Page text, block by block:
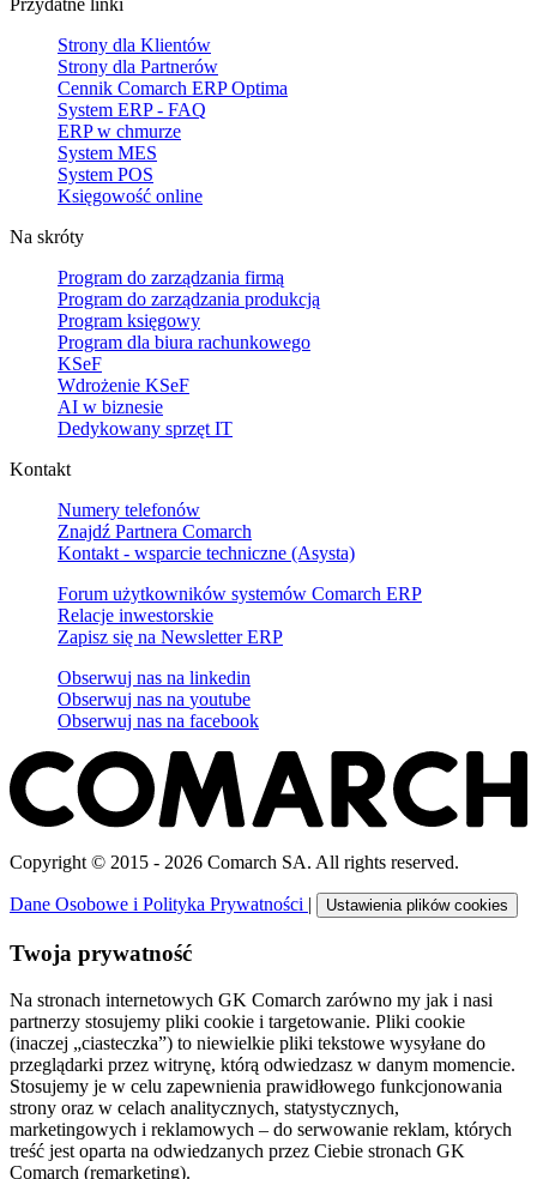
Strony dla Klientów
Strony dla Partnerów
Cennik Comarch ERP Optima
System ERP - FAQ
ERP w chmurze
System MES
System POS
Księgowość online
Na skróty
Program do zarządzania firmą
Program do zarządzania produkcją
Program księgowy
Program dla biura rachunkowego
KSeF
Wdrożenie KSeF
AI w biznesie
Dedykowany sprzęt IT
Kontakt
Numery telefonów
Znajdź Partnera Comarch
Kontakt - wsparcie techniczne (Asysta)
Forum użytkowników systemów Comarch ERP
Relacje inwestorskie
Zapisz się na Newsletter ERP
Obserwuj nas na linkedin
Obserwuj nas na youtube
Obserwuj nas na facebook
Copyright © 2015 - 2026 Comarch SA. All rights reserved.
Dane Osobowe i Polityka Prywatności | Ustawienia plików cookies
Twoja prywatność
Na stronach internetowych GK Comarch zarówno my jak i nasi
partnerzy stosujemy pliki cookie i targetowanie. Pliki cookie
(inaczej „ciasteczka”) to niewielkie pliki tekstowe wysyłane do
przeglądarki przez witrynę, którą odwiedzasz w danym momencie.
Stosujemy je w celu zapewnienia prawidłowego funkcjonowania
strony oraz w celach analitycznych, statystycznych,
marketingowych i reklamowych – do serwowanie reklam, których
treść jest oparta na odwiedzanych przez Ciebie stronach GK
Comarch (remarketing).